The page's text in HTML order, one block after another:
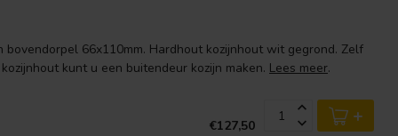
bovendorpel 66x110mm. Hardhout kozijnhout wit gegrond. Zelf
kunt u een buitendeur kozijn maken. Lees meer.
€127,50 +